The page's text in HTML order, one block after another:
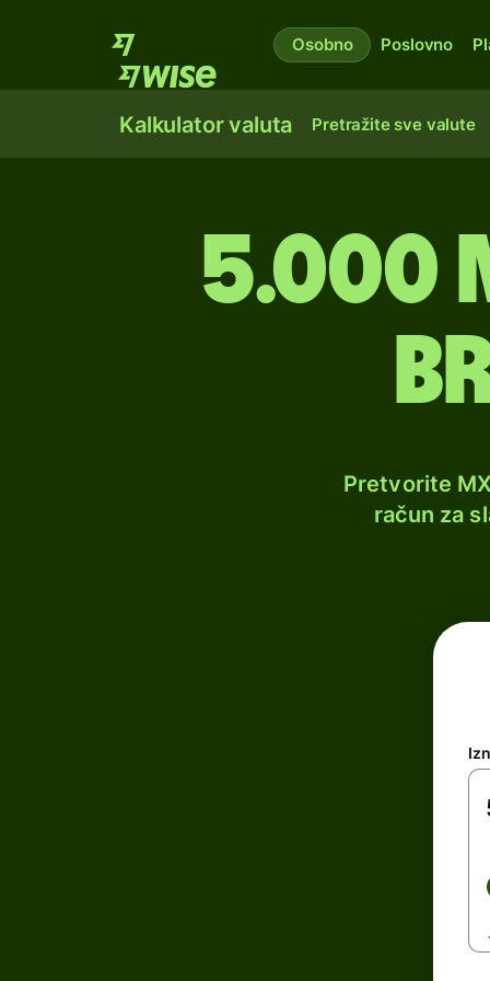
Osobno Poslovno
Kalkulator valuta Pretražite sve valute
5.000
Pretvorite
račun za